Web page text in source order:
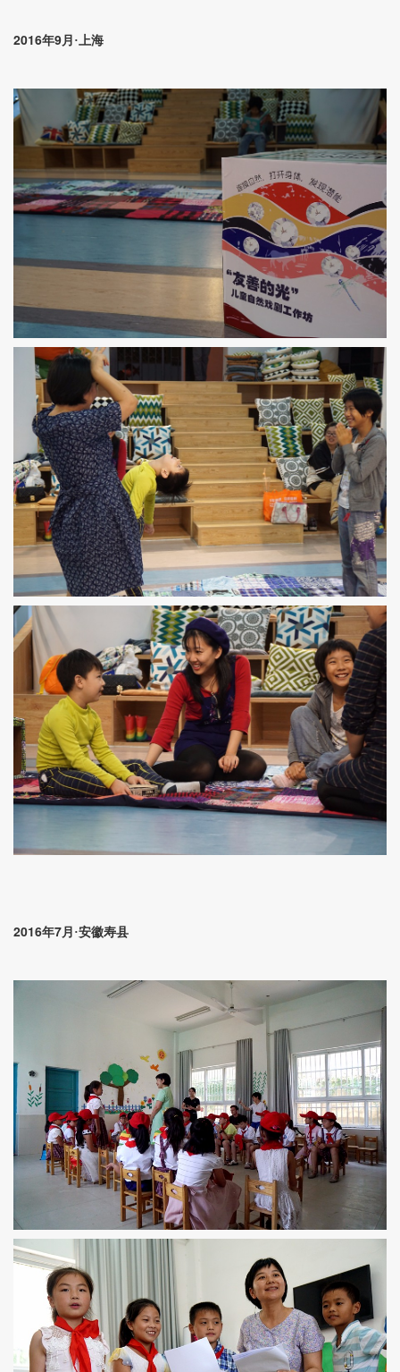
2016年9月·上海
2016年7月·安徽寿县